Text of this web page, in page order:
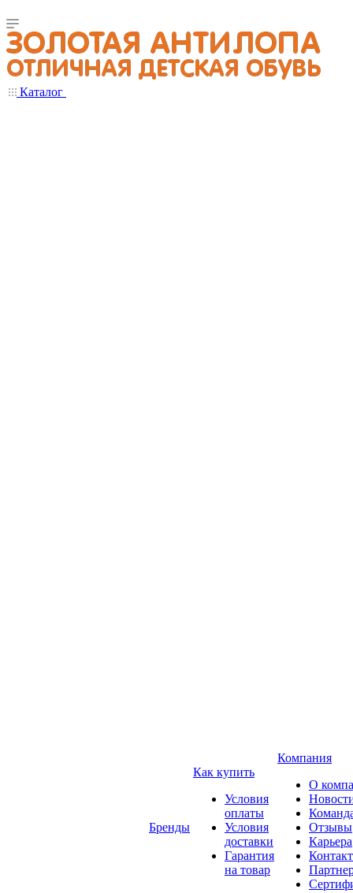
Каталог
Бренды
Как купить
Условия
оплаты
Условия
доставки
Гарантия
на товар
Компания
О
Отзывы
Карьера